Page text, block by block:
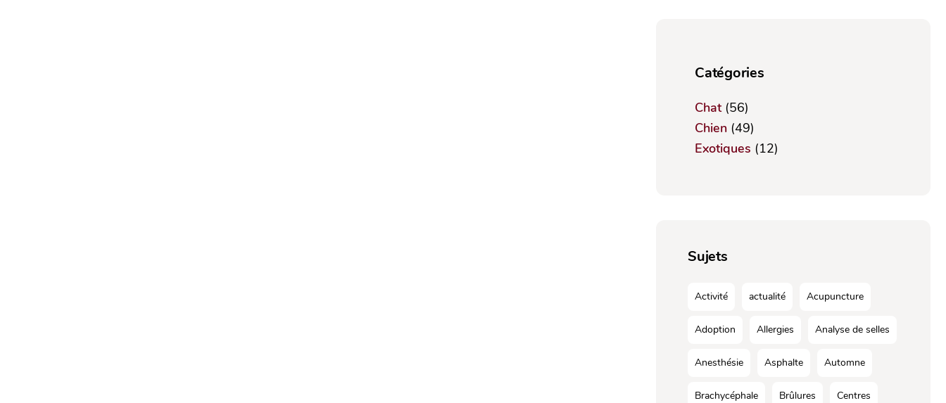
Catégories
Chat(56)
Chien (49)
Exotiques (12)
Sujets
Activité actualité Acupuncture
Adoption Allergies Analyse de selles
Anesthésie Asphalte Automne
Brachycéphale Brûlures Centres